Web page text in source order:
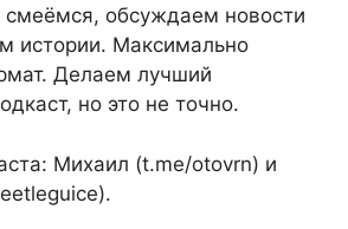
обсуждаем новости
истории. Максимально
Делаем лучший
но это не точно.
Михаил (t.me/otovrn) и